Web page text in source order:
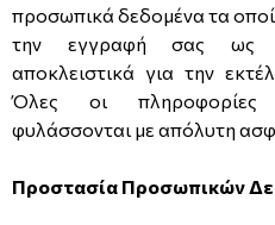
προσωπικά δεδομένα τα
την εγγραφή σας ως
αποκλειστικά για την
Όλες οι πληροφορίες
φυλάσσονται με απόλυτη
Προστασία Προσωπικών